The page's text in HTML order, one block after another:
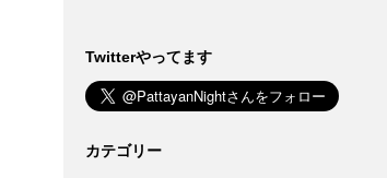
Twitterやってます
カテゴリー